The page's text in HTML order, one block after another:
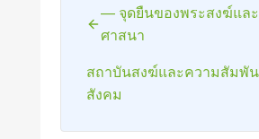
— จุดยืนของพระสงฆ์แล
ศาสนา
สถาบันสงฆ์และความสัมพั
สังคม